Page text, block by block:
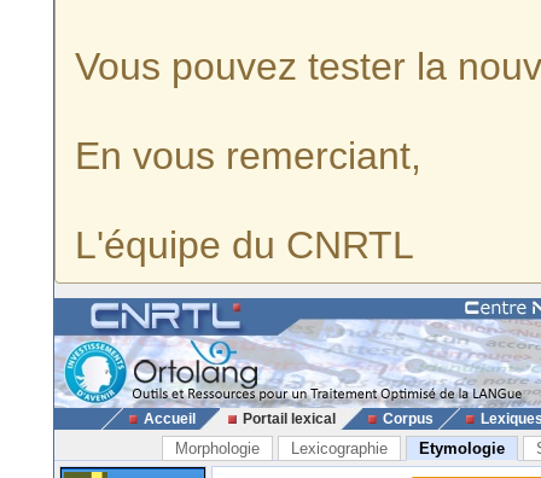
Vous pouvez tester la
En vous remerciant,
L'équipe du CNRTL
Accueil Portail lexical Corpus
Morphologie Lexicographie Etymologie